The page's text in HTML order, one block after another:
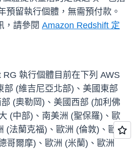
預留執行個體，無需預付款。
，請參閱 Amazon Redshift 定
RG 執行個體目前在下列 AWS
部 (維吉尼亞北部)、美國東部
(奧勒岡)、美國西部 (加利佛
(中部)、南美洲 (聖保羅)、歐
(法蘭克福)、歐洲 (倫敦)、歐洲
哥爾摩)、歐洲 (米蘭)、歐洲